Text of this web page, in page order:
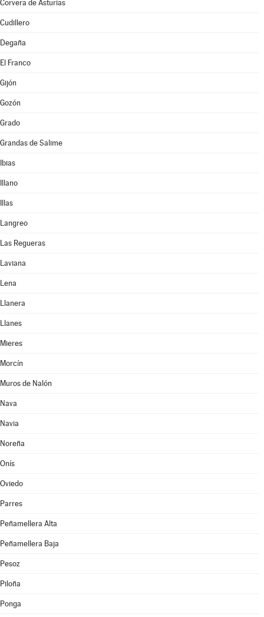
Corvera de Asturias
Cudillero
Degaña
El Franco
Gijón
Gozón
Grado
Grandas de Salime
Ibias
Illano
Illas
Langreo
Las Regueras
Laviana
Lena
Llanera
Llanes
Mieres
Morcín
Muros de Nalón
Nava
Navia
Noreña
Onís
Oviedo
Parres
Peñamellera Alta
Peñamellera Baja
Pesoz
Piloña
Ponga